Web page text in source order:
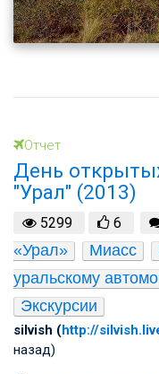
Отчет
День
"Урал" (2013)
5299 6
«Урал»
Миасс
уральскому
Экскурсии
silvish (http://
назад)